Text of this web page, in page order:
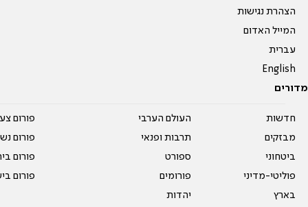
הצהרת נגישות
המייל האדום
עברית
English
מדורים
חדשות
מבזקים
ביטחוני
פוליטי-מדיני
בארץ
העולם הערבי
תרבות ופנאי
ספורט
פורומים
יהדות
פורום
פורום
פורום
פורום